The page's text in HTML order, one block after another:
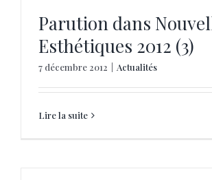
Parution dans
Esthétiques 2012 (3)
7 décembre 2012 Actualités
Lire la suite